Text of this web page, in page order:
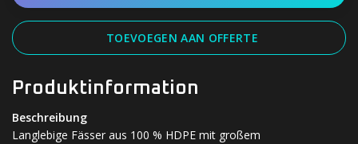
TOEVOEGEN AAN OFFERTE
Produktinformation
Beschreibung
Langlebige Fässer aus 100 % HDPE mit großem